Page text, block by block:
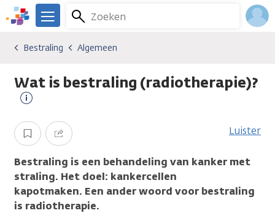
Overslaan
en
gaan
We
er
je.
Kanker.nl
Zoeken
Menu
Soorten behandelingen
Bestraling
Algemeen
Bestraling Algemeen
Wat is bestraling (radiotherapie)?
informatie
Opslaan Delen Luister
Bestraling is een behandeling van kanker met
straling. Het doel: kankercellen
kapotmaken. Een ander woord voor bestraling
is radiotherapie.